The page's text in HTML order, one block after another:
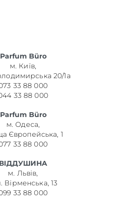
Parfum Büro
м. Київ,
20/1а
33 88 000
33 88 000
Parfum Büro
м. Одеса,
Європейська, 1
33 88 000
ВІДДУШИНА
м. Львів,
Вірменська, 13
33 88 000